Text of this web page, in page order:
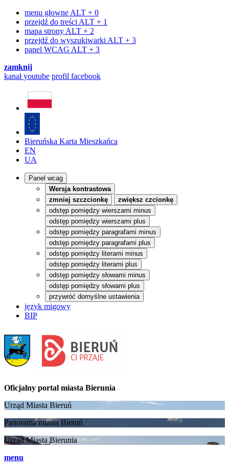
menu głowne ALT + 0
przejdź do treści ALT + 1
mapa strony ALT + 2
przejdź do wyszukiwarki ALT + 3
panel WCAG ALT + 3
zamknij
kanałyoutube profil facebook
Bieruńska Karta Mieszkańca
EN
UA
Panel wcag
Wersja kontrastowa
zmniej szczcionkę
zwiększ czcionkę
odstęp pomiędzy wierszami minus
odstęp pomiędzy wierszami plus
odstęp pomiędzy paragrafami minus
odstęp pomiędzy paragrafami plus
odstęp pomiędzy literami minus
odstęp pomiędzy literami plus
odstęp pomiędzy słowami minus
odstęp pomiędzy słowami plus
przywróć domyślne ustawienia
język migowy
BIP
Oficjalny portal miasta Bierunia
Urząd Miasta Bieruń
Panorama miasta Bieruń
Urząd Miasta Bierunia
menu